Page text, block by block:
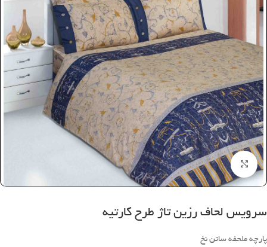
بزرگنمایی تصویر
سرویس لحاف رزین تاژ طرح کارتیه
پارچه ملحفه ساتن نخ